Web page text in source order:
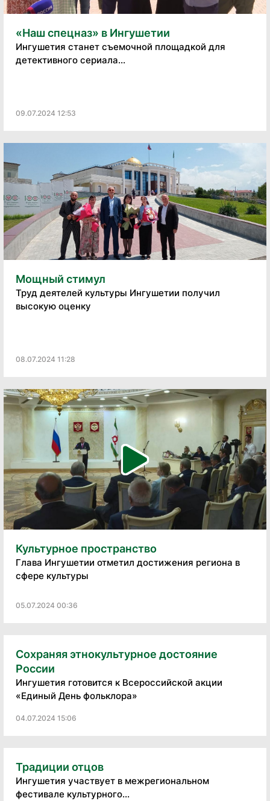
«Наш спецназ» в Ингушетии
Ингушетия станет съемочной площадкой для
детективного сериала...
09.07.2024 12:53
Мощный стимул
Труд деятелей культуры Ингушетии получил
высокую оценку
08.07.2024 11:28
Культурное пространство
Глава Ингушетии отметил достижения региона в
сфере культуры
05.07.2024 00:36
Сохраняя этнокультурное достояние
России
Ингушетия готовится к Всероссийской акции
«Единый День фольклора»
04.07.2024 15:06
Традиции отцов
Ингушетия участвует в межрегиональном
фестивале культурного...